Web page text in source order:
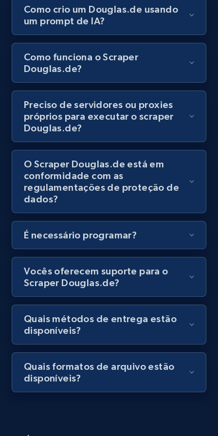
8.1K+ 716+
Youtube - Videos posts - Discovery records
by Explore page URL
Video length, Likes, Views, and more.
8.1K+
Youtube - Videos posts - Discovery videos
by podcast url
Video length, Likes, Views, and more.
8.1K+ 716+ Comece grátis
rating object, Product rating max, Rating,
Author name, Asin, and more.
Como crio um Douglas.de usando
um prompt de IA?
Como funciona o Scraper
Douglas.de?
Preciso de servidores ou proxies
próprios para executar o scraper
Douglas.de?
O Scraper Douglas.de está em
conformidade com as
regulamentações de proteção de
dados?
É necessário programar?
Vocês oferecem suporte para o
Scraper Douglas.de?
Quais métodos de entrega estão
disponíveis?
Quais formatos de arquivo estão
disponíveis?